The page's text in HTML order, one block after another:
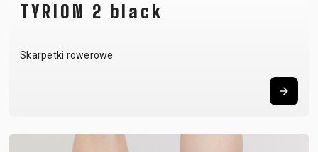
TYRION 2 black
Skarpetki rowerowe